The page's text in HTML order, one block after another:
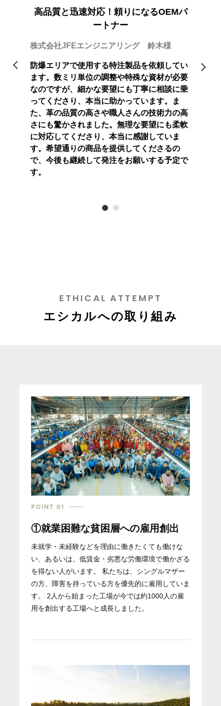
した
高品質と迅速対応！頼りになるOEMパ
ートナー
株式会社JFEエンジニアリング 鈴木様
防爆エリアで使用する特注製品を依頼してい
ます。数ミリ単位の調整や特殊な資材が必要
なのですが、細かな要望にも丁寧に相談に乗
ってくださり、本当に助かっています。ま
た、革の品質の高さや職人さんの技術力の高
さにも驚かされました。無理な要望にも柔軟
に対応してくださり、本当に感謝していま
す。希望通りの商品を提供してくださるの
で、今後も継続して発注をお願いする予定で
す。
がほと
ETHICAL ATTEMPT
エシカルへの取り組み
POINT 01
①就業困難な貧困層への雇用創出
未就学・未経験などを理由に働きたくても働けな
い、あるいは、低賃金・劣悪な労働環境で働かざる
を得ない人がいます。 私たちは、シングルマザー
の方、障害を持っている方を優先的に雇用していま
す。 2人から始まった工場が今では約1000人の雇
用を創出する工場へと成長しました。